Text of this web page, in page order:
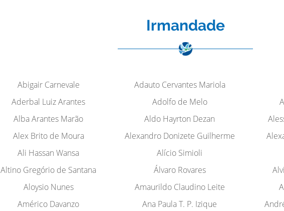
Irmandade
Abigair Carnevale Adauto Cervantes Mariola
Aderbal Luiz Arantes
Adolfo de Melo
Alba Arantes Marão
Aldo Hayrton Dezan
Alex Brito de Moura
Alexandro Donizete Guilherme
Ali Hassan Wansa
Alício Simioli
Altino Gregório de Santana
Álvaro Rovares
Aloysio Nunes
Amaurildo Claudino Leite
Américo Davanzo
Ana Paula T. P. Izique